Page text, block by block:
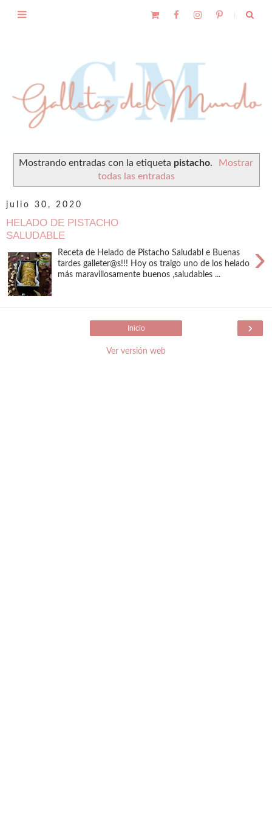
Mostrando entradas con la etiqueta pistacho.
Mostrar
todas las entradas
julio 30, 2020
HELADO DE PISTACHO
SALUDABLE
›
Receta de Helado de Pistacho Saludabl e Buenas
tardes galleter@s!!! Hoy os traigo uno de los helado
más maravillosamente buenos ,saludables ...
›
Inicio
Ver versión web